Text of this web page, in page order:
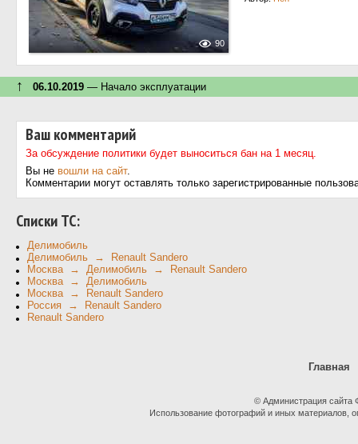
90
↑ 06.10.2019 — Начало эксплуатации
Ваш комментарий
За обсуждение политики будет выноситься бан на 1 месяц.
Вы не вошли на сайт.
Комментарии могут оставлять только зарегистрированные
Cписки ТС:
Делимобиль
Делимобиль → Renault Sandero
Москва → Делимобиль → Renault Sandero
Москва → Делимобиль
Москва → Renault Sandero
Россия → Renault Sandero
Renault Sandero
Главная
© Администрация
Использование фотографий и иных материалов,